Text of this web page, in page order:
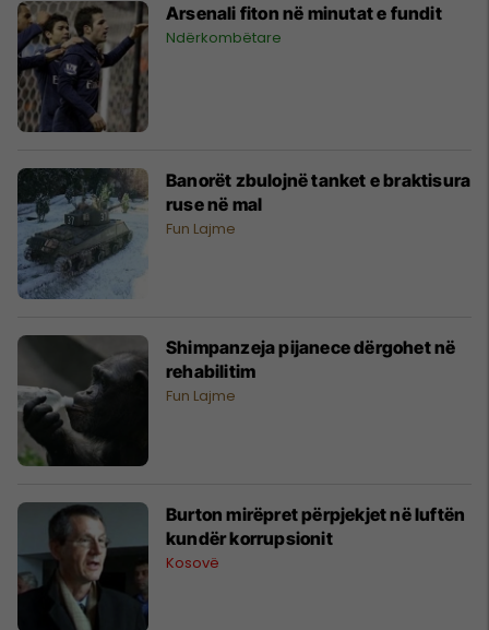
Arsenali fiton në minutat e fundit
Ndërkombëtare
Banorët zbulojnë tanket e braktisura
ruse në mal
Fun Lajme
Shimpanzeja pijanece dërgohet në
rehabilitim
Fun Lajme
Burton mirëpret përpjekjet në luftën
kundër korrupsionit
Kosovë